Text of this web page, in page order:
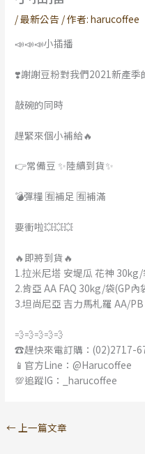
/最新公告 / 作者:harucoffee
📣📣📣小插播
❣️謝謝豆粉對我們2021新產季
敲碗的同時
趕緊來個小補給🔥
👉常備豆 ✨陸續到貨✨
💣彈糧 🈶補足 🈶補滿
要衝啦💥💥💥
🔥即將到貨🔥
1.拉米尼塔 安堤瓜 花神 30kg/
2.肯亞 AA FAQ 30kg/袋(GP內
3.坦尚尼亞 吉力馬札羅 AA/
💨💨💨💨💨
☎️趕快來電訂購：(02)2717-
📱官方Line：@Harucoffee
💯追蹤IG：_harucoffee
← 上一篇文章